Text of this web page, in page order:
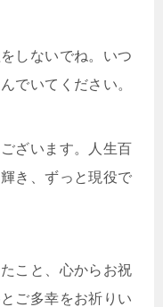
しないでね。いつ
でいてください。
ざいます。人生百
き、ずっと現役で
こと、心からお祝
ご多幸をお祈りい